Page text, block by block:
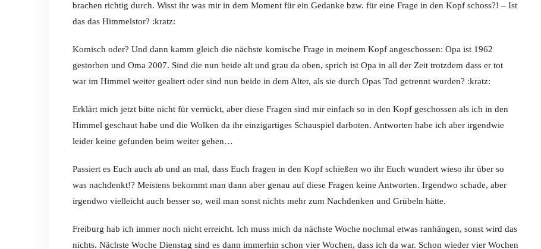
brachen richtig durch. Wisst ihr was mir in dem Moment für ein Gedanke bzw. für eine Frage in den Kopf schoss?! – Ist
das das Himmelstor? :kratz:
Komisch oder? Und dann kamm gleich die nächste komische Frage in meinem Kopf angeschossen: Opa ist 1962
gestorben und Oma 2007. Sind die nun beide alt und grau da oben, sprich ist Opa in all der Zeit trotzdem dass er tot
war im Himmel weiter gealtert oder sind nun beide in dem Alter, als sie durch Opas Tod getrennt wurden? :kratz:
Erklärt mich jetzt bitte nicht für verrückt, aber diese Fragen sind mir einfach so in den Kopf geschossen als ich in den
Himmel geschaut habe und die Wolken da ihr einzigartiges Schauspiel darboten. Antworten habe ich aber irgendwie
leider keine gefunden beim weiter gehen…
Passiert es Euch auch ab und an mal, dass Euch fragen in den Kopf schießen wo ihr Euch wundert wieso ihr über so
was nachdenkt!? Meistens bekommt man dann aber genau auf diese Fragen keine Antworten. Irgendwo schade, aber
irgendwo vielleicht auch besser so, weil man sonst nichts mehr zum Nachdenken und Grübeln hätte.
Freiburg hab ich immer noch nicht erreicht. Ich muss mich da nächste Woche nochmal etwas ranhängen, sonst wird das
nichts. Nächste Woche Dienstag sind es dann immerhin schon vier Wochen, dass ich da war. Schon wieder vier Wochen